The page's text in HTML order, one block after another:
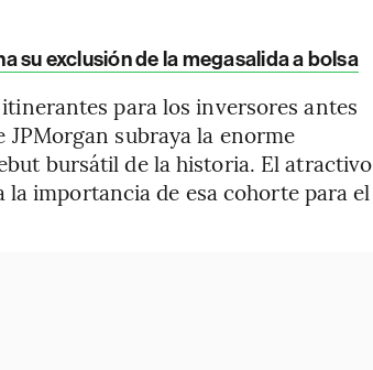
su exclusión de la megasalida a bolsa
para los inversores antes
subraya la enorme
bursátil de la historia. El atractivo
importancia de esa cohorte para el